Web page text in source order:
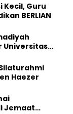
Kecil, Guru
BERLIAN
Universitas
Haezer
Jemaat